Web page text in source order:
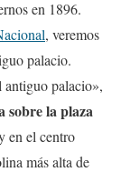
en 1896.
, veremos
palacio.
antiguo palacio»,
sobre la plaza
en el centro
más alta de